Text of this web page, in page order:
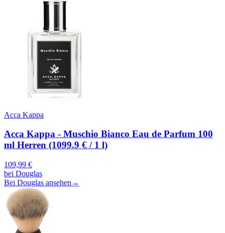
Acca Kappa
Acca Kappa - Muschio Bianco Eau de Parfum 100
ml Herren (1099.9 € / 1 l)
109,99 €
bei Douglas
Bei Douglas ansehen →